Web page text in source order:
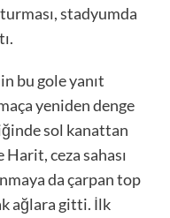
stadyumda
bu gole yanıt
yeniden denge
sol kanattan
ceza sahası
da çarpan top
ağlara gitti. İlk